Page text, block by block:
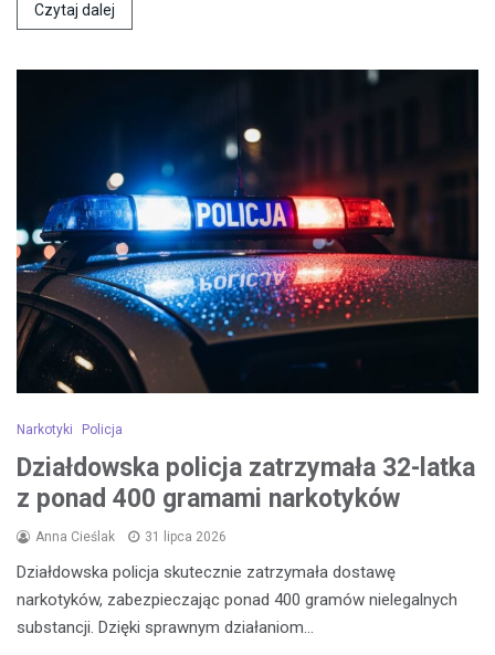
Czytaj dalej
Narkotyki Policja
Działdowska policja zatrzymała 32-latka
z ponad 400 gramami narkotyków
Anna Cieślak 31 lipca 2026
Działdowska policja skutecznie zatrzymała dostawę
narkotyków, zabezpieczając ponad 400 gramów nielegalnych
substancji. Dzięki sprawnym działaniom…